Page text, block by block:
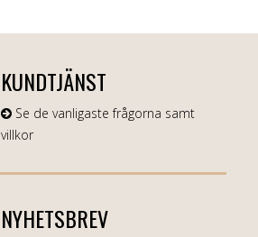
KUNDTJÄNST
Se de vanligaste frågorna samt
villkor
NYHETSBREV